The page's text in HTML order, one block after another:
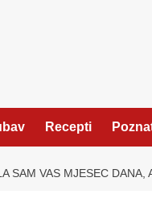
Recepti
SAM VAS MJESEC DANA,